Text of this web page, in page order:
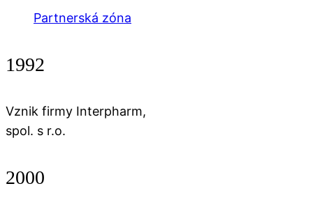
Partnerská zóna
1992
Vznik firmy Interpharm,
spol. s r.o.
2000